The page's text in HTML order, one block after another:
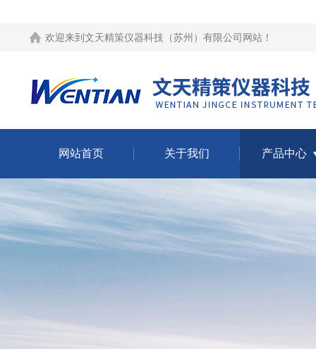
欢迎来到 文天精策仪器科技（苏州）有限公司网站 ！
网站首页 关于我们 产品中心